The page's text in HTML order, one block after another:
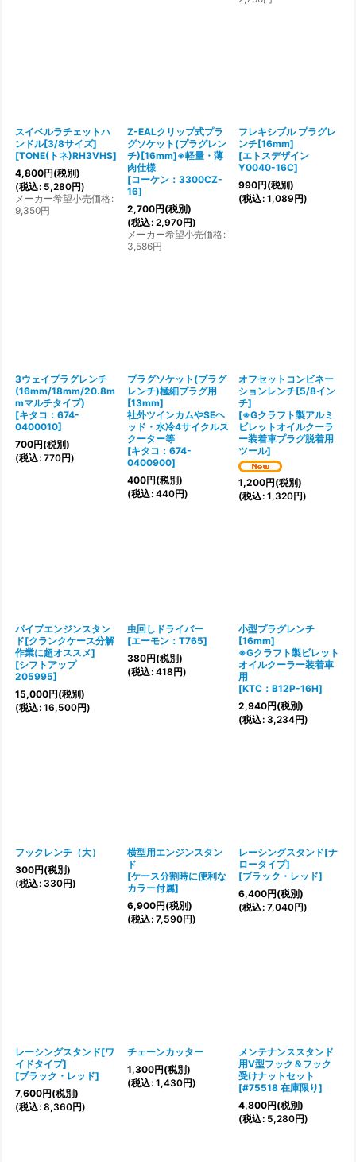
スイベルラチェットハ
ンドル[3/8サイズ]
[TONE(トネ)RH3VHS]
4,800円(税別)
(税込: 5,280円)
メーカー希望小売価格:
9,350円
Z-EALクリップ式プラ
グソケット(プラグレン
チ)[16mm]※軽量・薄
肉仕様
[コーケン：3300CZ-
16]
2,700円(税別)
(税込: 2,970円)
メーカー希望小売価格:
3,586円
フレキシブル プラグレ
ンチ[16mm]
[エトスデザイン
Y0040-16C]
990円(税別)
(税込: 1,089円)
3ウェイプラグレンチ
(16mm/18mm/20.8m
mマルチタイプ)
[キタコ：674-
0400010]
700円(税別)
(税込: 770円)
プラグソケット(プラグ
レンチ)極細プラグ用
[13mm]
社外ツインカムやSEヘ
ッド・水冷4サイクルス
クーター等
[キタコ：674-
0400900]
400円(税別)
(税込: 440円)
オフセットコンビネー
ションレンチ[5/8イン
チ]
[※Gクラフト製アルミ
ビレットオイルクーラ
ー装着車プラグ脱着用
ツール]
1,200円(税別)
(税込: 1,320円)
パイプエンジンスタン
ド[クランクケース分解
作業に超オススメ]
[シフトアップ
205995]
15,000円(税別)
(税込: 16,500円)
虫回しドライバー
[エーモン：T765]
380円(税別)
(税込: 418円)
小型プラグレンチ
[16mm]
※Gクラフト製ビレット
オイルクーラー装着車
用
[KTC：B12P-16H]
2,940円(税別)
(税込: 3,234円)
フックレンチ（大）
300円(税別)
(税込: 330円)
横型用エンジンスタン
ド
[ケース分割時に便利な
カラー付属]
6,900円(税別)
(税込: 7,590円)
レーシングスタンド[ナ
ロータイプ]
[ブラック・レッド]
6,400円(税別)
(税込: 7,040円)
レーシングスタンド[ワ
イドタイプ]
[ブラック・レッド]
7,600円(税別)
(税込: 8,360円)
チェーンカッター
1,300円(税別)
(税込: 1,430円)
メンテナンススタンド
用V型フック＆フック
受けナットセット
[#75518 在庫限り]
4,800円(税別)
(税込: 5,280円)